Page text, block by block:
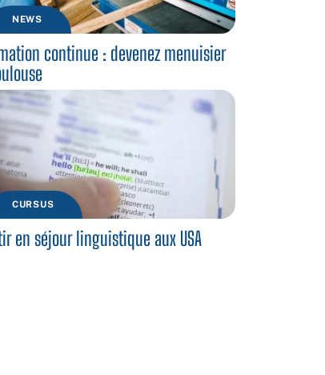
NEWS
continue : devenez menuisier
CURSUS
en séjour linguistique aux USA